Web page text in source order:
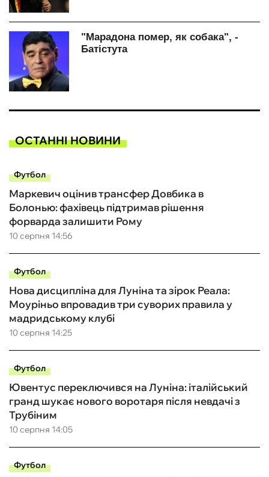
ОСТАННІ НОВИНИ
Футбол
10 серпня 14:56
Маркевич оцінив трансфер Довбика в
Болонью: фахівець підтримав рішення
форварда залишити Рому
Футбол
10 серпня 14:25
Нова дисципліна для Луніна та зірок Реала:
Моуріньо впровадив три суворих правила у
мадридському клубі
Футбол
10 серпня 14:05
Ювентус переключився на Луніна: італійський
гранд шукає нового воротаря після невдачі з
Трубіним
Футбол